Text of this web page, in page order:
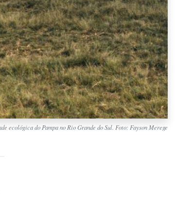
ecológica do Pampa no Rio Grande do Sul. Foto: Fayson Merege